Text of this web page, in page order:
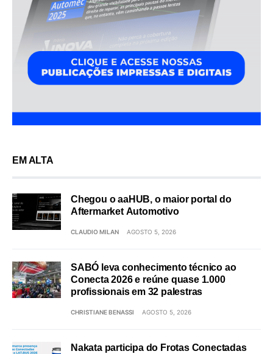
EM ALTA
Chegou o aaHUB, o maior portal do
Aftermarket Automotivo
CLAUDIO MILAN AGOSTO 5, 2026
SABÓ leva conhecimento técnico ao
Conecta 2026 e reúne quase 1.000
profissionais em 32 palestras
CHRISTIANE BENASSI AGOSTO 5, 2026
Nakata participa do Frotas Conectadas